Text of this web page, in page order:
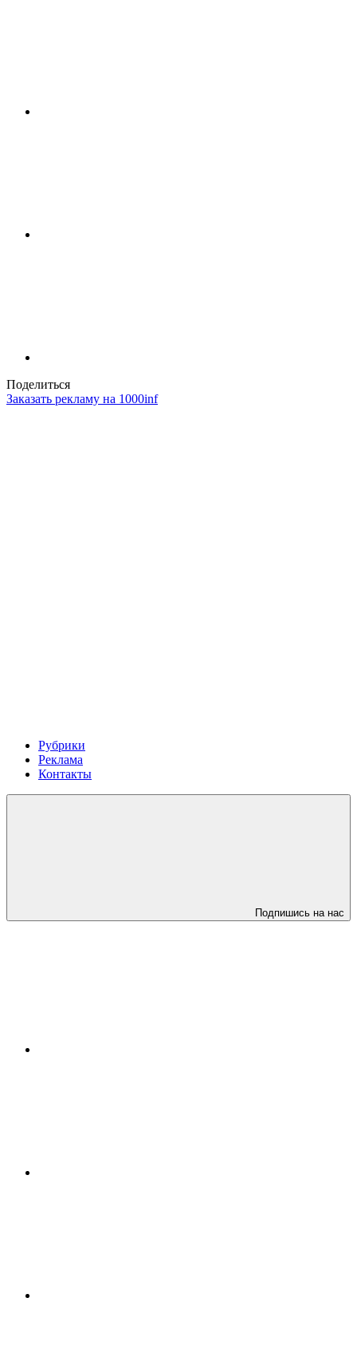
Поделиться
Заказать рекламу на 1000inf
Рубрики
Реклама
Контакты
Подпишись на нас